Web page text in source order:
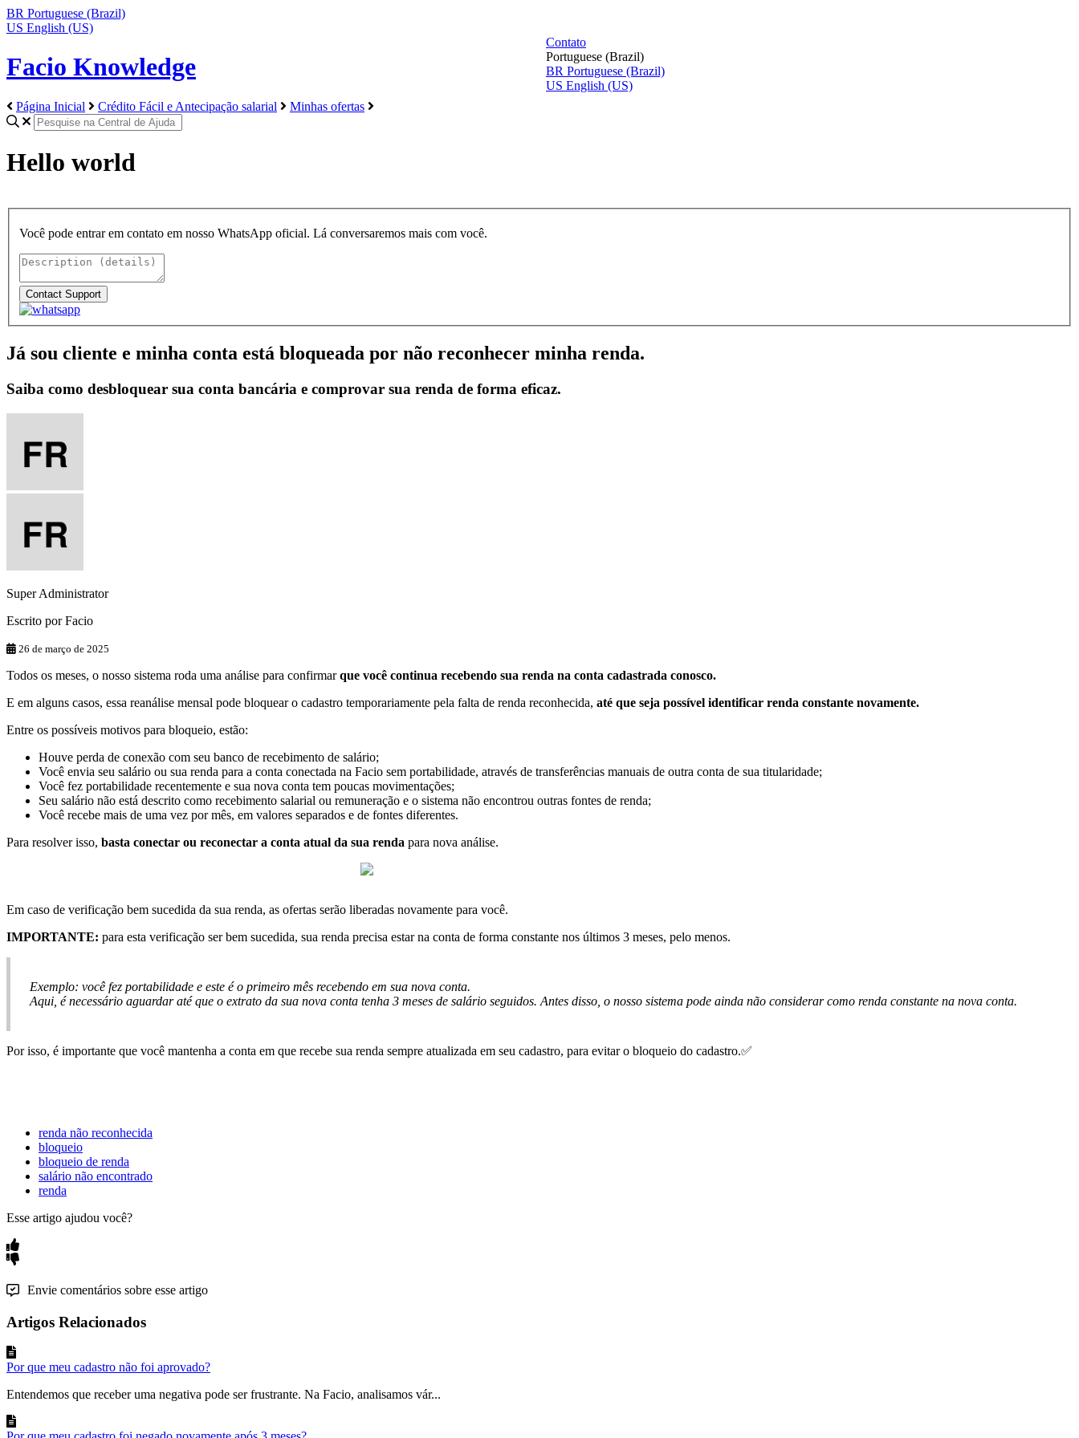
BR Portuguese (Brazil)
US English (US)
Facio Knowledge
Contato
Portuguese (Brazil)
BR Portuguese (Brazil)
US English (US)
Página Inicial
Crédito Fácil e Antecipação salarial Minhas ofertas
Hello world
Você pode entrar em contato em nosso WhatsApp oficial. Lá conversaremos mais com você.
Já sou cliente e minha conta está bloqueada por não reconhecer minha renda.
Saiba como desbloquear sua conta bancária e comprovar sua renda de forma eficaz.
Super Administrator
Escrito porFacio
26 de março de 2025
Todos os meses, o nosso sistema roda uma análise para confirmar que você continua recebendo sua renda na conta cadastrada conosco.
E em alguns casos, essa reanálise mensal pode bloquear o cadastro temporariamente pela falta de renda reconhecida, até que seja possível identificar renda constante novamente.
Entre os possíveis motivos para bloqueio, estão:
Houve perda de conexão com seu banco de recebimento de salário;
Você envia seu salário ou sua renda para a conta conectada na Facio sem portabilidade, através de transferências manuais de outra conta de sua titularidade;
Você fez portabilidade recentemente e sua nova conta tem poucas movimentações;
Seu salário não está descrito como recebimento salarial ou remuneração e o sistema não encontrou outras fontes de renda;
Você recebe mais de uma vez por mês, em valores separados e de fontes diferentes.
Para resolver isso, basta conectar ou reconectar a conta atual da sua renda para nova análise.
Em caso de verificação bem sucedida da sua renda, as ofertas serão liberadas novamente para você.
IMPORTANTE: para esta verificação ser bem sucedida, sua renda precisa estar na conta de forma constante nos últimos 3 meses, pelo menos.
Exemplo: você fez portabilidade e este é o primeiro mês recebendo em sua nova conta.
Aqui é necessário aguardar até que o extrato da sua nova conta tenha 3 meses de salário seguidos. Antes disso o nosso sistema pode ainda não considerar como renda constante na nova conta.
Por isso, é importante que você mantenha a conta em que recebe sua renda sempre atualizada em seu cadastro, para evitar o bloqueio do cadastro.✅
renda não reconhecida
bloqueio
bloqueio de renda
salário não encontrado
renda
Esse artigo ajudou você?
Envie comentários sobre esse artigo
Artigos Relacionados
Por que meu cadastro não foi aprovado?
Entendemos que receber uma negativa pode ser frustrante. Na Facio, analisamos vár...